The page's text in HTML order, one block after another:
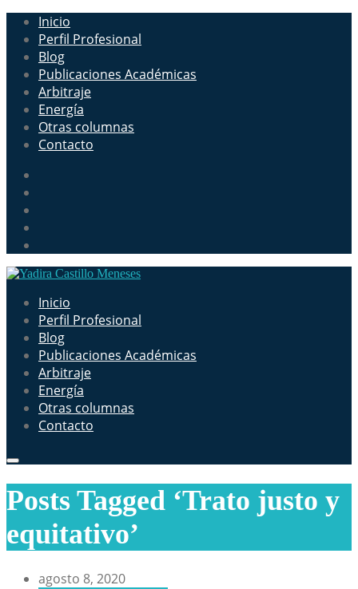
Inicio
Perfil Profesional
Blog
Publicaciones Académicas
Arbitraje
Energía
Otras columnas
Contacto
Inicio
Perfil Profesional
Blog
Publicaciones Académicas
Arbitraje
Energía
Otras columnas
Contacto
Posts Tagged ‘Trato justo y
equitativo’
agosto 8, 2020